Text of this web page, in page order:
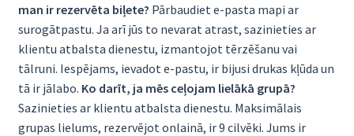
man ir rezervēta biļete? Pārbaudiet e-pasta mapi ar
surogātpastu. Ja arī jūs to nevarat atrast, sazinieties ar
klientu atbalsta dienestu, izmantojot tērzēšanu vai
tālruni. Iespējams, ievadot e-pastu, ir bijusi drukas kļūda un
tā ir jālabo. Ko darīt, ja mēs ceļojam lielākā grupā?
Sazinieties ar klientu atbalsta dienestu. Maksimālais
grupas lielums, rezervējot onlainā, ir 9 cilvēki. Jums ir